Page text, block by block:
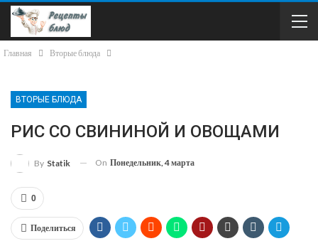
Главная Вторые блюда
ВТОРЫЕ БЛЮДА
РИС СО СВИНИНОЙ И ОВОЩАМИ
By Statik On Понедельник, 4 марта
0
Поделиться